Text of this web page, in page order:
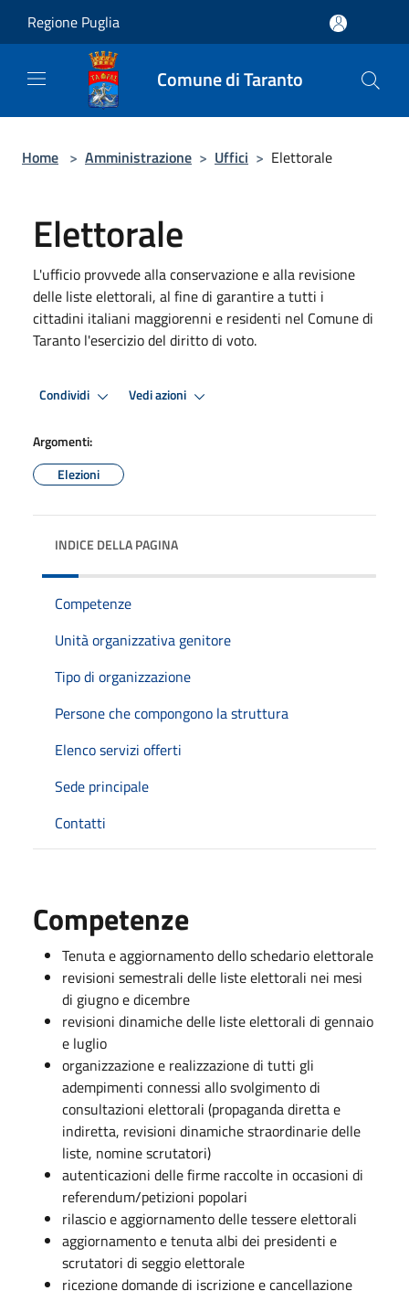
Regione Puglia
Comune di Taranto
Home > Amministrazione > Uffici > Elettorale
Elettorale
L'ufficio provvede alla conservazione e alla revisione
delle liste elettorali, al fine di garantire a tutti i
cittadini italiani maggiorenni e residenti nel Comune di
Taranto l'esercizio del diritto di voto.
Condividi Vedi azioni
Argomenti:
Elezioni
INDICE DELLA PAGINA
Competenze
Unità organizzativa genitore
Tipo di organizzazione
Persone che compongono la struttura
Elenco servizi offerti
Sede principale
Contatti
Competenze
Tenuta e aggiornamento dello schedario elettorale
revisioni semestrali delle liste elettorali nei mesi
di giugno e dicembre
revisioni dinamiche delle liste elettorali di gennaio
e luglio
organizzazione e realizzazione di tutti gli
adempimenti connessi allo svolgimento di
consultazioni elettorali (propaganda diretta e
indiretta, revisioni dinamiche straordinarie delle
liste, nomine scrutatori)
autenticazioni delle firme raccolte in occasioni di
referendum/petizioni popolari
rilascio e aggiornamento delle tessere elettorali
aggiornamento e tenuta albi dei presidenti e
scrutatori di seggio elettorale
ricezione domande di iscrizione e cancellazione